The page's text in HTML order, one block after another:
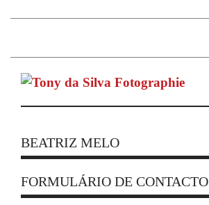
BEATRIZ MELO
FORMULÁRIO DE CONTACTO